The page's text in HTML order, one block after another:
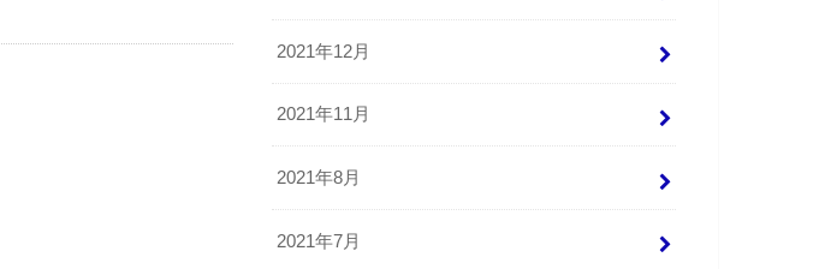
2021年12月
2021年11月
2021年8月
2021年7月